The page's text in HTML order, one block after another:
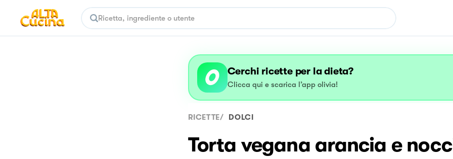
Cerchi ricette per la dieta?
Clicca qui e scarica l’app olivia!
RICETTE/ DOLCI
Torta vegana arancia e